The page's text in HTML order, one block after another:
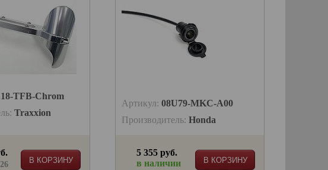
TFB-Chrom
Traxxion
В КОРЗИНУ
Артикул: 08U79-MKC-A00
Производитель: Honda
В КОРЗИНУ
5 355 руб.
в наличии